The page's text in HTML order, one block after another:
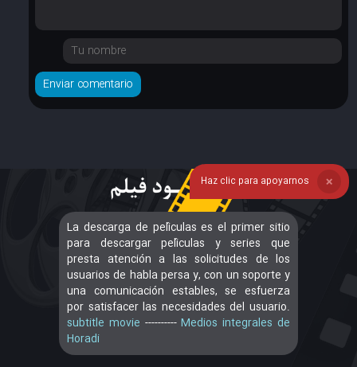
La descarga de películas es el primer sitio
para descargar películas y series que
presta atención a las solicitudes de los
usuarios de habla persa y, con un soporte y
una comunicación estables, se esfuerza
por satisfacer las necesidades del usuario.
subtitle movie ----------Medios integrales de
Horadi
Haz clic para apoyarnos ❌